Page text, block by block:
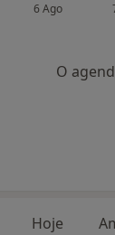
6 Ago
O
Hoje